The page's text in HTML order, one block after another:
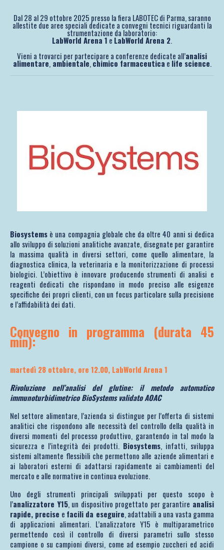
Dal 28 al 29 ottobre 2025 presso la fiera LABOTEC di Parma, saranno
allestite due aree speciali dedicate a convegni tecnici riguardanti la
strumentazione da laboratorio:
LabWorld Arena 1 e LabWorld Arena 2.
Vieni a trovarci per partecipare a conferenze dedicate all’analisi
alimentare,ambientale,chimico farmaceutica e life science.
Biosystems è una compagnia globale che da oltre 40 anni si dedica
allo sviluppo di soluzioni analitiche avanzate, disegnate per garantire
la massima qualità in diversi settori, come quello alimentare, la
diagnostica clinica, la veterinaria e la monitorizzazione di processi
biologici. L’obiettivo è innovare producendo strumenti di analisi e
reagenti dedicati che rispondano in modo preciso alle esigenze
specifiche dei propri clienti, con un focus particolare sulla precisione
e l’affidabilità dei dati.
Convegno in programma (durata 45
min):
martedì 28 ottobre, ore 12.00, LabWorld Arena 1
Rivoluzione nell’analisi del glutine: il metodo automatico
immunoturbidimetrico BioSystems validato AOAC
Nel settore alimentare, l’azienda si distingue per l’offerta di sistemi
analitici che rispondono alle necessità del controllo della qualità in
diversi momenti del processo produttivo, garantendo in tal modo la
sicurezza e l’integrità dei prodotti. Biosystems, infatti, sviluppa
sistemi altamente flessibili che permettono alle aziende alimentari e
ai laboratori esterni di adattarsi rapidamente ai cambiamenti del
mercato e alle normative in continua evoluzione.
Uno degli strumenti principali sviluppati per questo scopo è
l’analizzatore Y15, un dispositivo progettato per garantire analisi
rapide, precise e facili da eseguire, adattabili a una vasta gamma
di applicazioni alimentari. L’analizzatore Y15 è multiparametrico
permettendo così il controllo di diversi parametri sullo stesso
campione o su campioni diversi, come ad esempio zuccheri ed acidi